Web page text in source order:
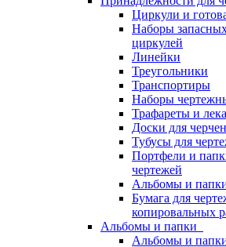
Циркули и
Наборы
циркулей
Линейки
Треугольники
Транспортиры
Наборы
Трафареты и
Доски для
Тубусы для
Портфели и
чертежей
Альбомы и
Бумага для
копировальных
Альбомы и папки
Альбомы и